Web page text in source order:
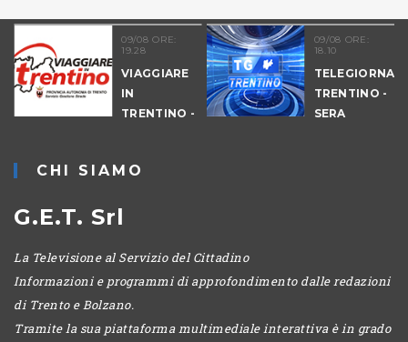
09/08 ORE:
19.28
VIAGGIARE
IN
TRENTINO -
09/08 ORE:
18.10
TRENTINO -
SERA
CHI SIAMO
G.E.T. Srl
La Televisione al Servizio del Cittadino
Informazioni e programmi di approfondimento dalle redazioni
di Trento e Bolzano.
Tramite la sua piattaforma multimediale interattiva è in grado